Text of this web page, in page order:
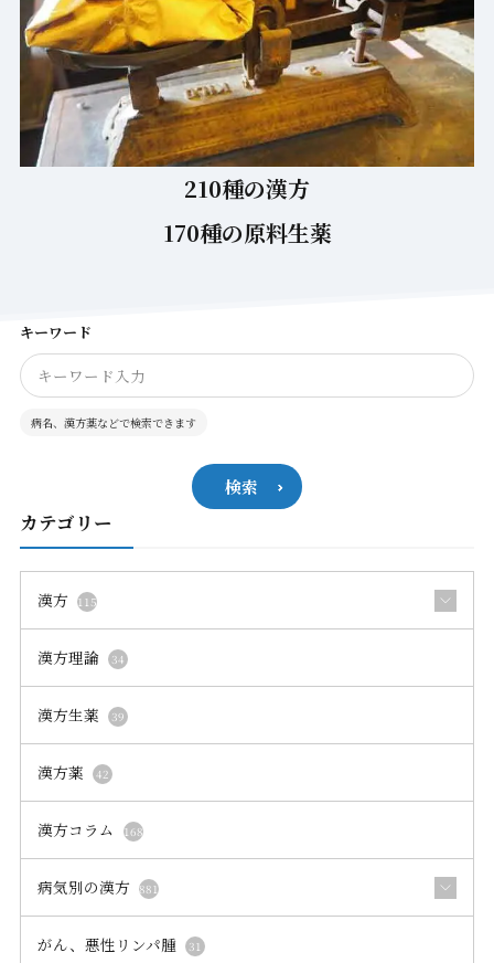
キーワード
病名、漢方薬などで検索できます
カテゴリー
漢方 115
漢方理論
漢方生薬
漢方薬 42
漢方コラム